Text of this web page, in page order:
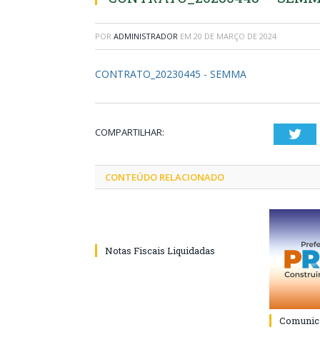
POR ADMINISTRADOR EM 20 DE MARÇO DE 2024
CONTRATO_20230445 - SEMMA
COMPARTILHAR:
CONTEÚDO RELACIONADO
Notas Fiscais Liquidadas